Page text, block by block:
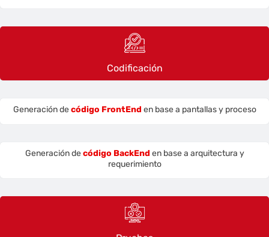
Codificación
Generación decódigo FrontEnd en base a pantallas y proceso
Generación decódigo BackEnd en base a arquitectura y
requerimiento